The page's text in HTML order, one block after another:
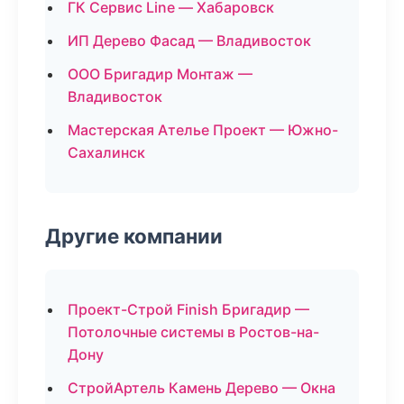
ГК Сервис Line — Хабаровск
ИП Дерево Фасад — Владивосток
ООО Бригадир Монтаж —
Владивосток
Мастерская Ателье Проект — Южно-
Сахалинск
Другие компании
Проект-Строй Finish Бригадир —
Потолочные системы в Ростов-на-
Дону
СтройАртель Камень Дерево — Окна